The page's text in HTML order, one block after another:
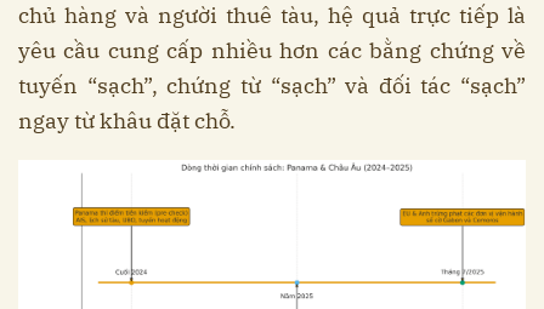
chủ hàng và người thuê tàu, hệ quả trực tiếp là
yêu cầu cung cấp nhiều hơn các bằng chứng về
tuyến “sạch”, chứng từ “sạch” và đối tác “sạch”
ngay từ khâu đặt chỗ.